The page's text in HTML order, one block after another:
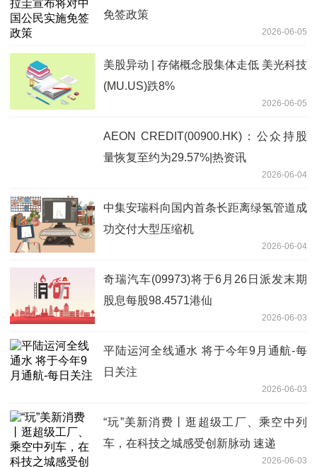
免签政策
2026-06-05
美股异动 | 存储概念股集体走低 美光科技
(MU.US)跌8%
2026-06-05
AEON CREDIT(00900.HK)：公众持股
量恢复至约为29.57%|热资讯
2026-06-04
中集安瑞科向国内首条长距离绿氢管道成
功交付大型压缩机
2026-06-04
奇瑞汽车(09973)将于6月26日派发末期
股息每股98.4571港仙
2026-06-03
平陆运河全线通水 将于今年9月通航-每
日关注
2026-06-03
“玩”美新消费丨逛超级工厂、乘空中列
车，在科技之城感受创新脉动 速递
2026-06-03